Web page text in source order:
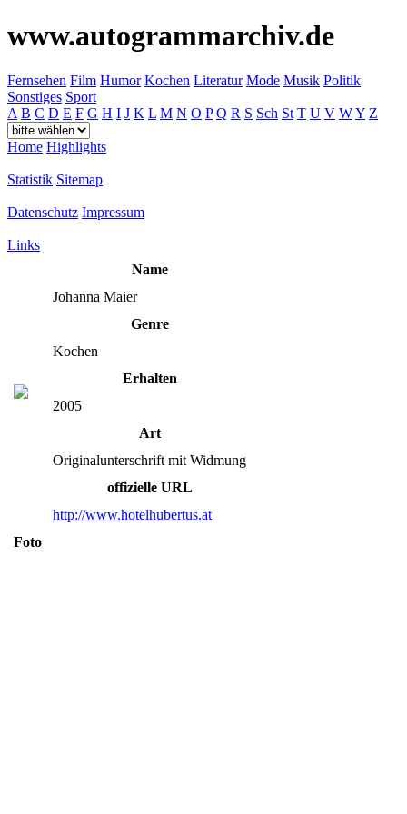
www.autogrammarchiv.de
Fernsehen Film Humor Kochen Literatur Mode Musik Politik
Sonstiges Sport
A B C D E F G H I J K L M N O P Q R S Sch St T U V WY Z
Home Highlights
Statistik Sitemap
Datenschutz Impressum
Links
Name
Johanna Maier
Genre
Kochen
Erhalten
2005
Art
Originalunterschrift mit Widmung
offizielle URL
http://www.hotelhubertus.at
Foto